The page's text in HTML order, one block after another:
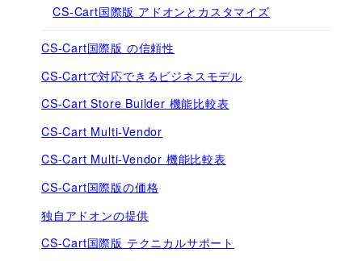
CS-Cart国際版 アドオンとカスタマイズ
CS-Cart国際版 の信頼性
CS-Cartで対応できるビジネスモデル
CS-Cart Store Builder 機能比較表
CS-Cart Multi-Vendor
CS-Cart Multi-Vendor 機能比較表
CS-Cart国際版の価格
独自アドオンの提供
CS-Cart国際版 テクニカルサポート